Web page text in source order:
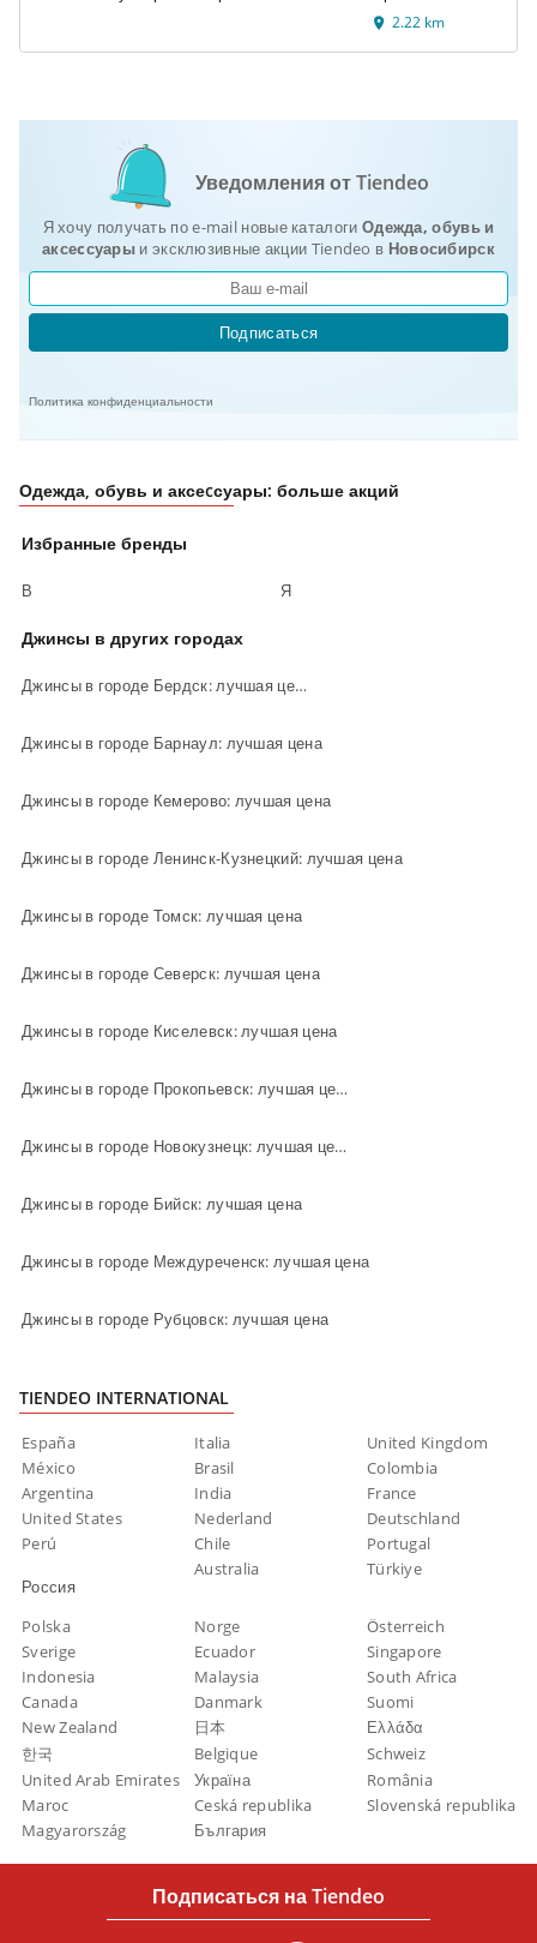
2.22 km
Уведомления от Tiendeo
Я хочу получать по e-mail новые каталоги Одежда, обувь и
аксеcсуары и эксклюзивные акции Tiendeo в Новосибирск
Подписаться
Политика конфиденциальности
Одежда, обувь и аксеcсуары: больше акций
Избранные бренды
В Я
Джинсы в других городах
Джинсы в городе Бердск: лучшая цена
Джинсы в городе Барнаул: лучшая цена
Джинсы в городе Кемерово: лучшая цена
Джинсы в городе Ленинск-Кузнецкий: лучшая цена
Джинсы в городе Томск: лучшая цена
Джинсы в городе Северск: лучшая цена
Джинсы в городе Киселевск: лучшая цена
Джинсы в городе Прокопьевск: лучшая цена
Джинсы в городе Новокузнецк: лучшая цена
Джинсы в городе Бийск: лучшая цена
Джинсы в городе Междуреченск: лучшая цена
Джинсы в городе Рубцовск: лучшая цена
TIENDEO INTERNATIONAL
España Italia
United Kingdom
México
Brasil
Colombia
Argentina
India
France
United States
Nederland
Deutschland
Perú
Chile
Portugal
Россия
Australia Türkiye
Polska Norge
Österreich
Sverige
Ecuador
Singapore
Indonesia
Malaysia
South Africa
Canada
Danmark
Suomi
New Zealand
日本
Ελλάδα
한국
Belgique
Schweiz
United Arab Emirates
Україна
România
Maroc
Ceská republika
Slovenská republika
Magyarország
България
Подписаться на Tiendeo